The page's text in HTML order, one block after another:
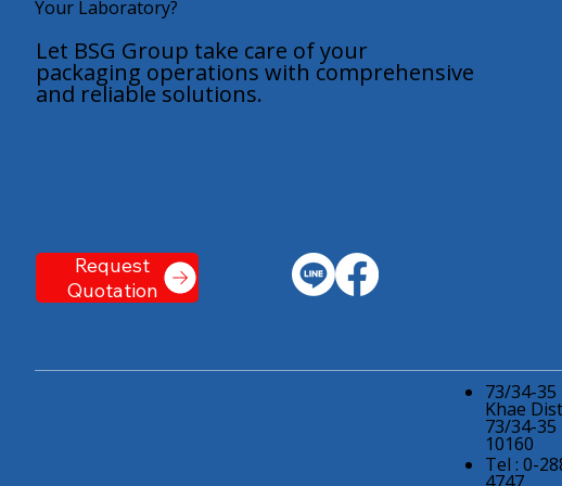
Your Laboratory?
Let BSG Group take care of your
packaging operations with comprehensive
and reliable solutions.
Request
Quotation
73/34-
Khae
73/34-
10160
Tel : 0-